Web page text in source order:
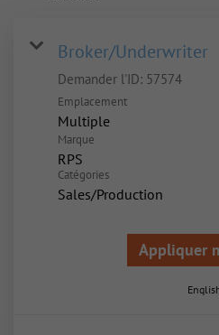
Broker/Underwriter
Demander l'ID: 57574
Emplacement
Multiple
Marque
RPS
Catégories
Sales/Production
Appliquer